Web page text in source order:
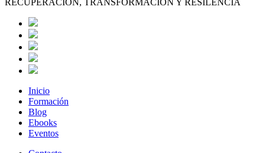
RECUPERACIÓN, TRANSFORMACIÓN Y RESILENCIA
Inicio
Formación
Blog
Ebooks
Eventos